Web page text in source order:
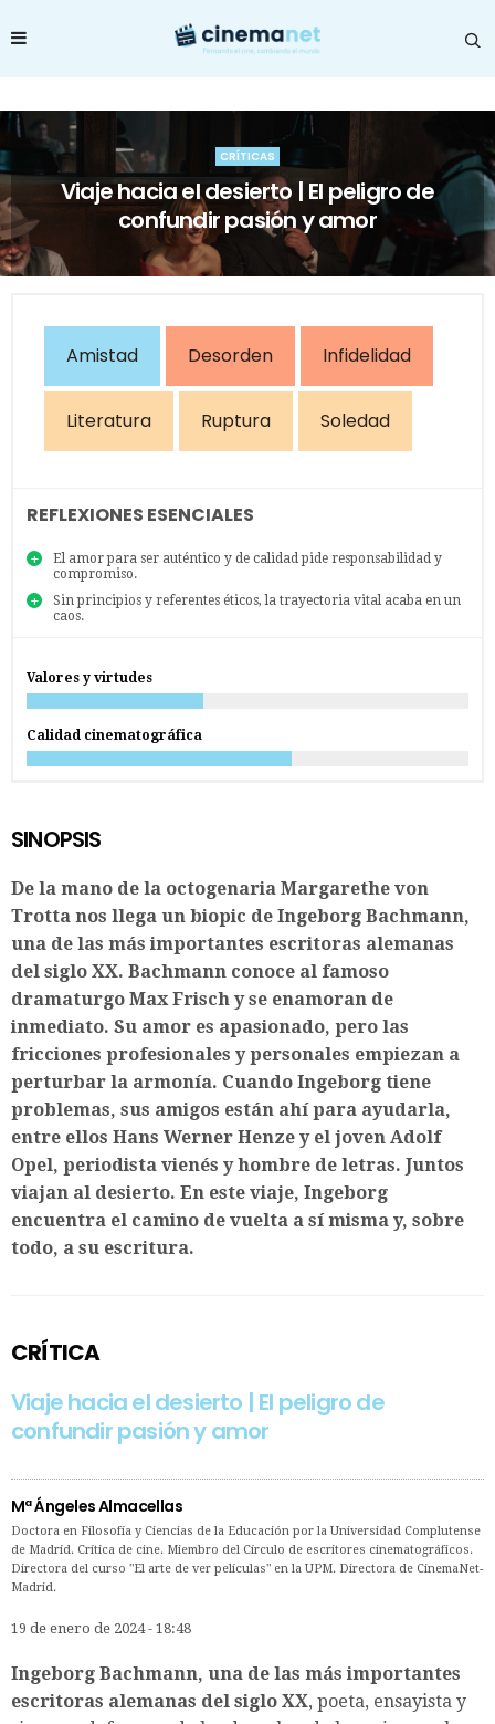
CRÍTICAS
Viaje hacia el desierto | El peligro de
confundir pasión y amor
Amistad Desorden Infidelidad
Literatura Ruptura Soledad
REFLEXIONES ESENCIALES
El amor para ser auténtico y de calidad pide responsabilidad y
compromiso.
Sin principios y referentes éticos, la trayectoria vital acaba en un
caos.
Valores y virtudes
Calidad cinematográfica
SINOPSIS
De la mano de la octogenaria Margarethe von
Trotta nos llega un biopic de Ingeborg Bachmann,
una de las más importantes escritoras alemanas
del siglo XX. Bachmann conoce al famoso
dramaturgo Max Frisch y se enamoran de
inmediato. Su amor es apasionado, pero las
fricciones profesionales y personales empiezan a
perturbar la armonía. Cuando Ingeborg tiene
problemas, sus amigos están ahí para ayudarla,
entre ellos Hans Werner Henze y el joven Adolf
Opel, periodista vienés y hombre de letras. Juntos
viajan al desierto. En este viaje, Ingeborg
encuentra el camino de vuelta a sí misma y, sobre
todo, a su escritura.
CRÍTICA
Viaje hacia el desierto | El peligro de
confundir pasión y amor
Mª Ángeles Almacellas
Doctora en Filosofía y Ciencias de la Educación por la Universidad Complutense
de Madrid. Crítica de cine. Miembro del Círculo de escritores cinematográficos.
Directora del curso "El arte de ver películas" en la UPM. Directora de CinemaNet-
Madrid.
19 de enero de 2024 - 18:48
Ingeborg Bachmann, una de las más importantes
escritoras alemanas del siglo XX, poeta, ensayista y